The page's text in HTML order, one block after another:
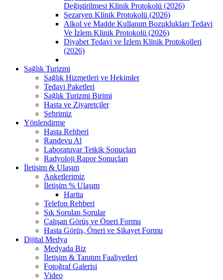
Değiştirilmesi Klinik Protokolü (2026)
Sezaryen Klinik Protokolü (2026)
Alkol ve Madde Kullanım Bozuklukları Tedavi
Ve İzlem Klinik Protokolü (2026)
Diyabet Tedavi ve İzlem Klinik Protokolleri
(2026)
Sağlık Turizmi
Sağlık Hizmetleri ve Hekimler
Tedavi Paketleri
Sağlık Turizmi Birimi
Hasta ve Ziyaretçiler
Şehrimiz
Yönlendirme
Hasta Rehberi
Randevu Al
Laboratuvar Tetkik Sonuçları
Radyoloji Rapor Sonuçları
İletişim & Ulaşım
Anketlerimiz
İletişim % Ulaşım
Harita
Telefon Rehberi
Sık Sorulan Sorular
Çalışan Görüş ve Öneri Formu
Hasta Görüş, Öneri ve Şikayet Formu
Dijital Medya
Medyada Biz
İletişim & Tanıtım Faaliyetleri
Fotoğraf Galerisi
Video